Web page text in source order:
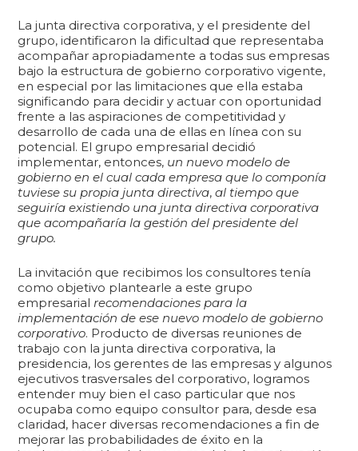
La junta directiva corporativa, y el presidente del
grupo, identificaron la dificultad que representaba
acompañar apropiadamente a todas sus empresas
bajo la estructura de gobierno corporativo vigente,
en especial por las limitaciones que ella estaba
significando para decidir y actuar con oportunidad
frente a las aspiraciones de competitividad y
desarrollo de cada una de ellas en línea con su
potencial. El grupo empresarial decidió
implementar, entonces, un nuevo modelo de
gobierno en el cual cada empresa que lo componía
tuviese su propia junta directiva,al tiempo que
seguiría existiendo una junta directiva corporativa
que acompañaría la gestión del presidente del
grupo.
La invitación que recibimos los consultores tenía
como objetivo plantearle a este grupo
empresarialrecomendaciones para la
implementación de ese nuevo modelo de gobierno
corporativo. Producto de diversas reuniones de
trabajo con la junta directiva corporativa, la
presidencia, los gerentes de las empresas y algunos
ejecutivos trasversales del corporativo, logramos
entender muy bien el caso particular que nos
ocupaba como equipo consultor para, desde esa
claridad, hacer diversas recomendaciones a fin de
mejorar las probabilidades de éxito en la